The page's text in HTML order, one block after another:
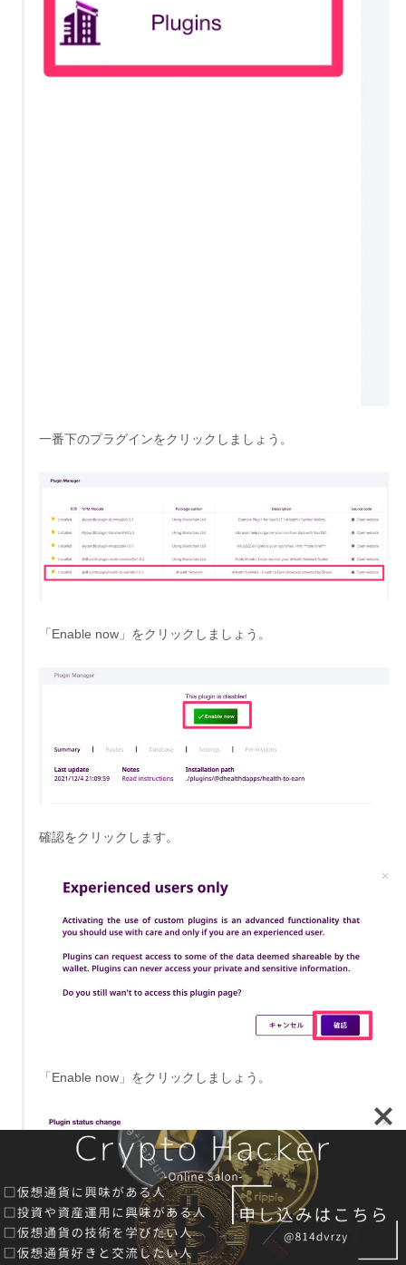
一番下のプラグインをクリックしましょう。
「Enable now」をクリックしましょう。
確認をクリックします。
「Enable now」をクリックしましょう。